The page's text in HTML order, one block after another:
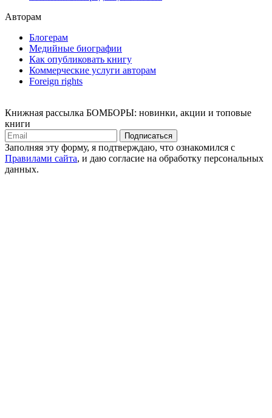
Авторам
Блогерам
Медийные биографии
Как опубликовать книгу
Коммерческие услуги авторам
Foreign rights
Книжная рассылка БОМБОРЫ: новинки, акции и топовые
книги
Подписаться
Заполняя эту форму, я подтверждаю, что ознакомился с
Правилами сайта, и даю согласие на обработку персональных
данных.